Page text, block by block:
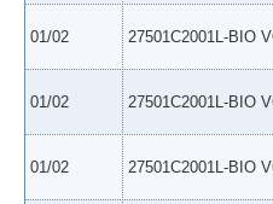
01/02 27501C2001L-BIO
01/02 27501C2001L-BIO
01/02 27501C2001L-BIO